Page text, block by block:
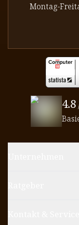
⁠Montag-
4.8